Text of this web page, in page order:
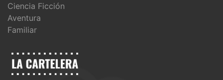
Ciencia Ficción
Aventura
Familiar